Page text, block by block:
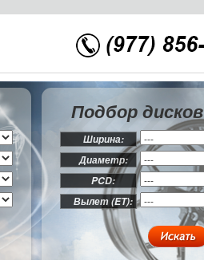
Подбор дисков
Ширина:
Диаметр:
PCD:
Вылет (ET):